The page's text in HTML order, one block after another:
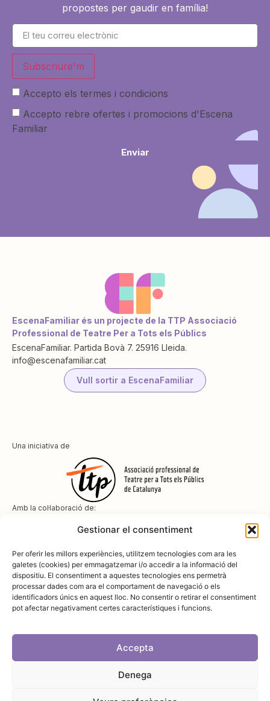
Gestionar el consentiment
Per oferir les millors experiències, utilitzem tecnologies com ara les
galetes (cookies) per emmagatzemar i/o accedir a la informació del
dispositiu. El consentiment a aquestes tecnologies ens permetrà
processar dades com ara el comportament de navegació o els
identificadors únics en aquest lloc. No consentir o retirar el consentiment
pot afectar negativament certes característiques i funcions.
Accepta
Denega
propostes per gaudir en família!
Subscriure'm
Accepto els termes i condicions
Accepto rebre ofertes i promocions d'Escena
Familiar
Enviar
EscenaFamiliar és un projecte de la TTP Associació
Professional de Teatre Per a Tots els Públics
EscenaFamiliar. Partida Bovà 7. 25916 Lleida.
info@escenafamiliar.cat
Vull sortir a EscenaFamiliar
Una iniciativa de
Amb la col·laboració de:
Amb el suport de